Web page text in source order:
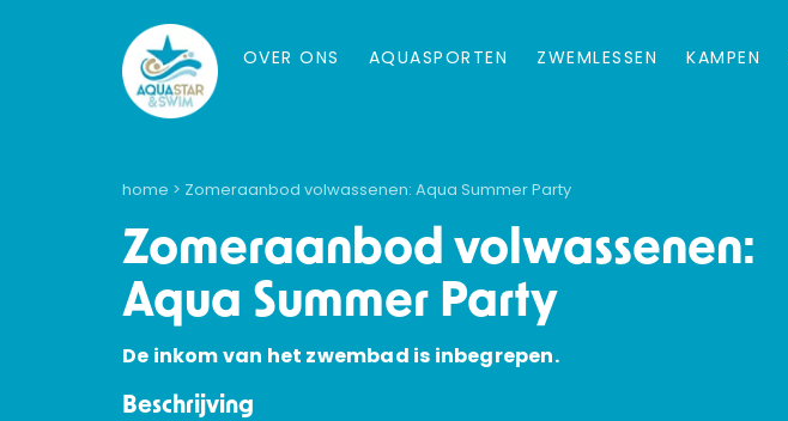
OVER ONS AQUASPORTEN ZWEMLESSEN KAMPEN
home > Zomeraanbod volwassenen: Aqua Summer Party
Zomeraanbod volwassenen:
Aqua Summer Party
De inkom van het zwembad is inbegrepen.
Beschrijving